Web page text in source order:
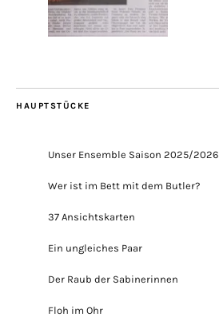
HAUPTSTÜCKE
Unser Ensemble Saison 2025/2026
Wer ist im Bett mit dem Butler?
37 Ansichtskarten
Ein ungleiches Paar
Der Raub der Sabinerinnen
Floh im Ohr